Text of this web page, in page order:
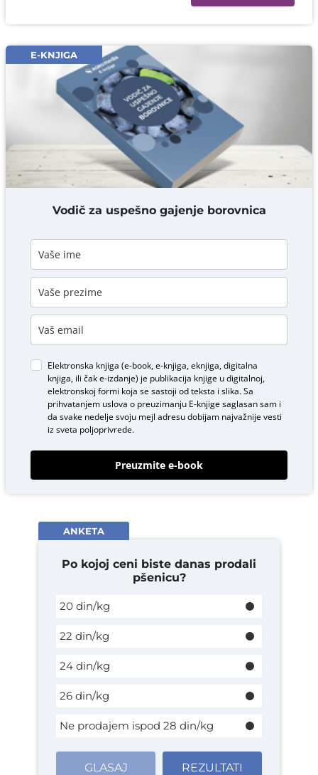
Email* obavezno
Komentar* obavezno
DODAJ KOMENTAR
E-KNJIGA
Vodič za uspešno gajenje borovnica
Elektronska knjiga (e-book, e-knjiga, eknjiga, digitalna
knjiga, ili čak e-izdanje) je publikacija knjige u digitalnoj,
elektronskoj formi koja se sastoji od teksta i slika. Sa
prihvatanjem uslova o preuzimanju E-knjigesaglasan sam i
da svake nedelje svoju mejl adresu dobijam najvažnije vesti
iz sveta poljoprivrede.
Preuzmite e-book
ANKETA
Po kojoj ceni biste danas prodali
pšenicu?
20 din/kg
22 din/kg
24 din/kg
26 din/kg
Ne prodajem ispod 28 din/kg
GLASAJ REZULTATI